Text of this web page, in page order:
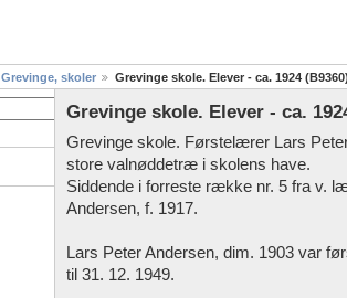
Grevinge, skoler Grevinge skole. Elever - ca. 1924
Grevinge skole. Elever - ca.
Grevinge skole. Førstelærer Lars
store valnøddetræ i skolens have.
Siddende i forreste række nr. 5 fra v.
Andersen, f. 1917.
Lars Peter Andersen, dim. 1903 var
til 31. 12. 1949.